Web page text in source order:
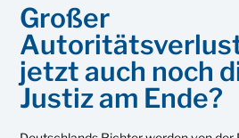
Großer
jetzt auch noch
Justiz am Ende?